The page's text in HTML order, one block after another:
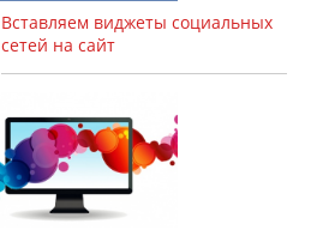
Вставляем виджеты социальных
сетей на сайт